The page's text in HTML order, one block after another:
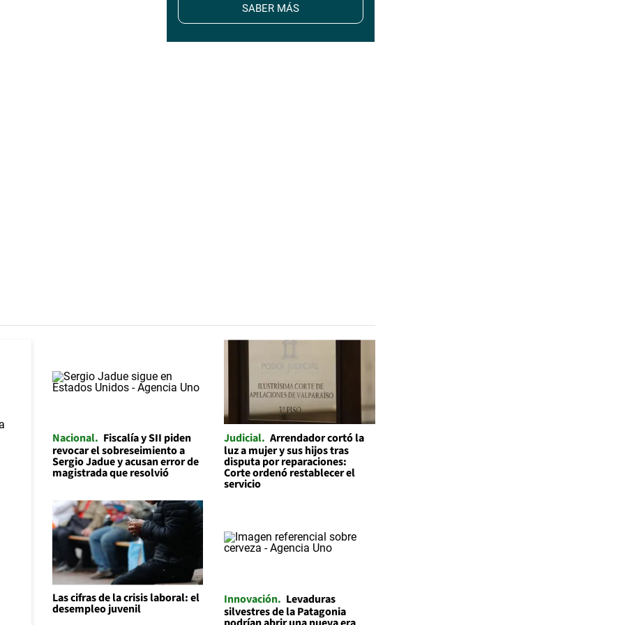
SABER MÁS
Nacional
Fiscalía y SII piden
revocar el sobreseimiento a
Sergio Jadue y acusan error de
magistrada que resolvió
Judicial Arrendador cortó la
luz a mujer y sus hijos tras
disputa por reparaciones:
Corte ordenó restablecer el
servicio
Las cifras de la crisis laboral: el
desempleo juvenil
Innovación Levaduras
silvestres de la Patagonia